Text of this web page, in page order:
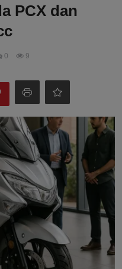
PCX dan
0 9